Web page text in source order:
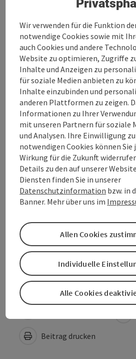
Kontakt
Öffnungszeiten
Anreise/Lage
Sportarten
Preise
Eignung
Barrierefreiheit
Beitrag drucken
Wir verwenden für die Funktion
notwendige Cookies sowie mit
auch Cookies und andere
Website zu optimieren, Zugriffe
Inhalte und Anzeigen zu
für soziale Medien anbieten zu
Inhalte einzubinden und
anderen Plattformen zu zeigen.
Informationen zu Ihrer
mit unseren Partnern für soziale
und Analysen. Ihre Einwilligung
notwendigen Cookies können
Wirkung für die Zukunft
Details zu den auf unserer
Diensten finden Sie in unserer
Datenschutzinformation bzw. in
Banner. Mehr über uns im
Alle Cookies
Individuelle
Allen Cookies